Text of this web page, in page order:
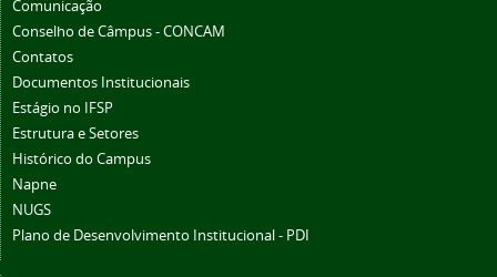
Comunicação
Conselho de Câmpus - CONCAM
Contatos
Documentos Institucionais
Estágio no IFSP
Estrutura e Setores
Histórico do Campus
Napne
NUGS
Plano de Desenvolvimento Institucional - PDI